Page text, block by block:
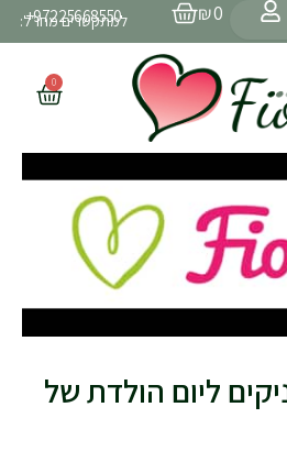
₪0 עגלת
קניות למתקשרים מחו״ל:
97225668550+
0
עגלת
ליום הולדת של